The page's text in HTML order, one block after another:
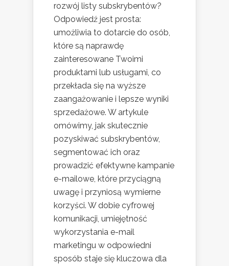
rozwój listy subskrybentów?
Odpowiedź jest prosta:
umożliwia to dotarcie do osób,
które są naprawdę
zainteresowane Twoimi
produktami lub usługami, co
przekłada się na wyższe
zaangażowanie i lepsze wyniki
sprzedażowe. W artykule
omówimy, jak skutecznie
pozyskiwać subskrybentów,
segmentować ich oraz
prowadzić efektywne kampanie
e-mailowe, które przyciągną
uwagę i przyniosą wymierne
korzyści. W dobie cyfrowej
komunikacji, umiejętność
wykorzystania e-mail
marketingu w odpowiedni
sposób staje się kluczowa dla